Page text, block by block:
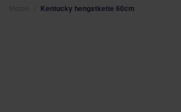
Kentucky hengstkette 60cm